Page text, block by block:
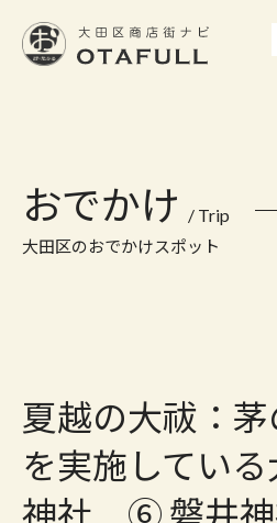
おでかけ / Trip
大田区のおでかけスポット
夏越の大祓：茅
を実施してい
神社 ⑥ 磐井